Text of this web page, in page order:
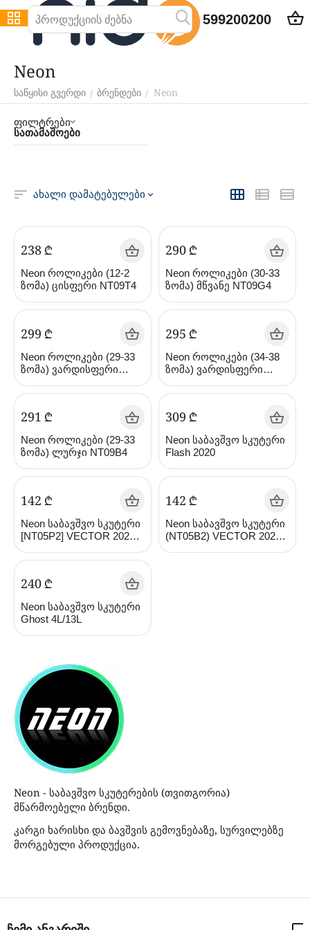
599200200
Neon
საწყისი გვერდი / ბრენდები / Neon
ფილტრები
Neon - საბავშვო სკუტერების (თვითგორია)
მწარმოებელი ბრენდი.
კარგი ხარისხი და ბავშვის გემოვნებაზე, სურვილებზე
მორგებული პროდუქცია.
სათამაშოები
ახალი დამატებულები
‍238‍₾
Neon როლიკები (12-2
ზომა) ცისფერი NT09T4
‍290‍₾
Neon როლიკები (30-33
ზომა) მწვანე NT09G4
‍299‍ ₾
Neon როლიკები (29-33
ზომა) ვარდისფერი
‍295‍ ₾
Neon როლიკები (34-38
ზომა) ვარდისფერი
‍291‍ ₾
Neon როლიკები (29-33
ზომა) ლურჯი NT09B4
‍309‍ ₾
Neon საბავშვო სკუტერი
Flash 2020
‍142‍ ₾
Neon საბავშვო სკუტერი
[NT05P2] VECTOR 2020 -
‍142‍ ₾
Neon საბავშვო სკუტერი
(NT05B2) VECTOR 2020 -
‍240‍₾
Neon საბავშვო სკუტერი
Ghost 4L/13L